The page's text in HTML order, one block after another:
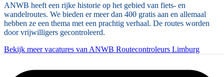
ANWB heeft een rijke historie op het gebied van fiets- en
wandelroutes. We bieden er meer dan 400 gratis aan en allemaal
hebben ze een thema met een prachtig verhaal. De routes worden
door vrijwilligers gecontroleerd.
Bekijk meer vacatures van ANWB Routecontroleurs Limburg